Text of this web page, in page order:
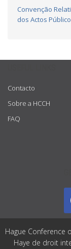
Convenção
dos Actos
Contacto
Sobre a HCCH
FAQ
Hague Conference
Haye de droit